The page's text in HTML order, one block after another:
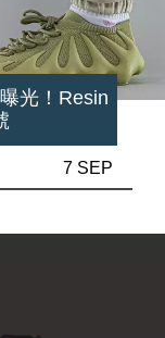
光！Resin
7 SEP